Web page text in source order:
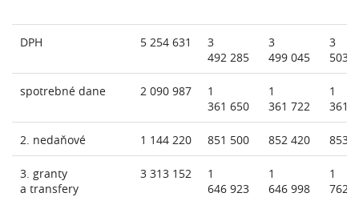
DPH 5 254 631
3
492 285
3
499 045
3
503
spotrebné dane 2 090 987
1
361 650
1
361 722
1
361
2. nedaňové 1 144 220 851 500 852 420 853
3. granty
a transfery
3 313 152
1
646 923
1
646 998
1
762